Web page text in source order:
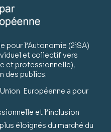
pour l’Autonomie (2iSA)
et collectif vers
et professionnelle),
des publics.
Européenne a pour
et l’inclusion
éloignés du marché du